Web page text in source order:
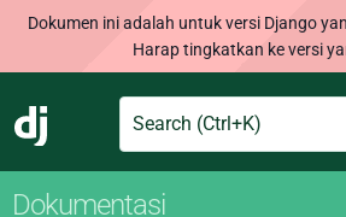
Dokumen ini adalah untuk versi Django
Harap tingkatkan ke versi
Django
Search
Dokumentasi